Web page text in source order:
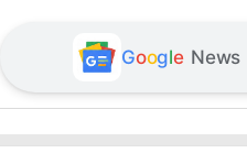
Google News